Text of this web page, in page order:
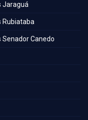
Jaraguá
Rubiataba
Canedo